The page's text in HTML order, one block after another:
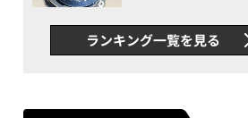
新ムーブメントの衝撃
ランキング一覧を見る